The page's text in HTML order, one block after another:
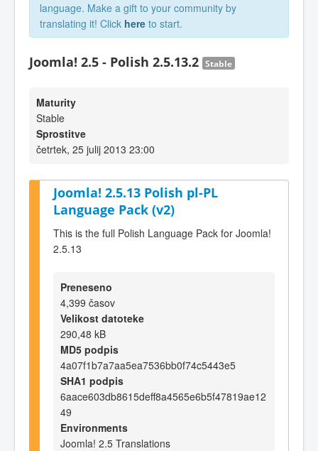
language. Make a gift to your community by
translating it! Click here to start.
Joomla! 2.5 - Polish 2.5.13.2 Stable
Maturity
Stable
Sprostitve
četrtek, 25 julij 2013 23:00
Joomla! 2.5.13 Polish pl-PL
Language Pack (v2)
This is the full Polish Language Pack for Joomla!
2.5.13
Preneseno
4,399 časov
Velikost datoteke
290,48 kB
MD5 podpis
4a07f1b7a7aa5ea7536bb0f74c5443e5
SHA1 podpis
6aace603db8615deff8a4565e6b5f47819ae12
49
Environments
Joomla! 2.5 Translations